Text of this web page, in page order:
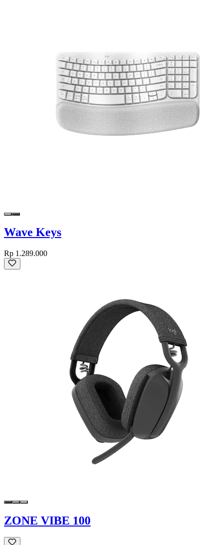
Wave Keys
Rp 1.289.000
ZONE VIBE 100